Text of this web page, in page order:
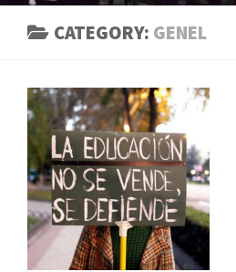
CATEGORY: GENEL